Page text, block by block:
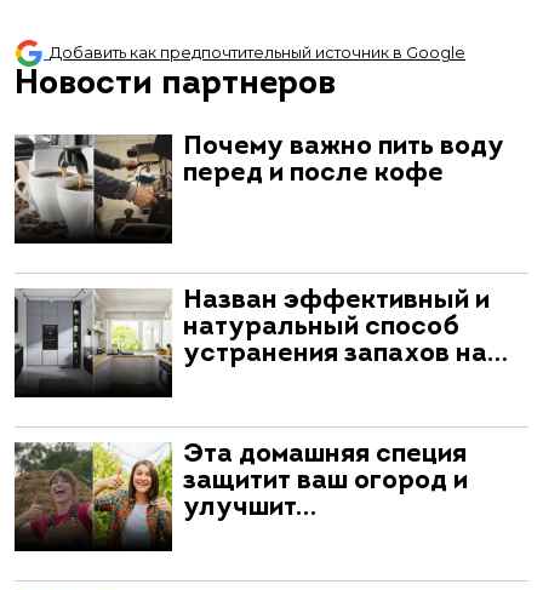
Добавить как предпочтительный источник в Google
Новости партнеров
Почему важно пить воду
перед и после кофе
Назван эффективный и
натуральный способ
устранения запахов на…
Эта домашняя специя
защитит ваш огород и
улучшит…